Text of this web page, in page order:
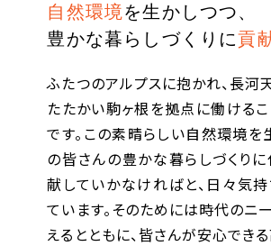
自然環境を生かしつつ、
豊かな暮らしづくりに貢
ふたつのアルプスに抱かれ、長河
たたかい駒ヶ根を拠点に働ける
です。この素晴らしい自然環境を
の皆さんの豊かな暮らしづくり
献していかなければと、日々気
ています。そのためには時代のニ
えるとともに、皆さんが安心でき